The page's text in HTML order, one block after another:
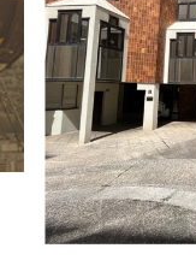
Budget
Pièces
1 2
Localisation